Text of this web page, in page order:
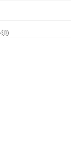
)